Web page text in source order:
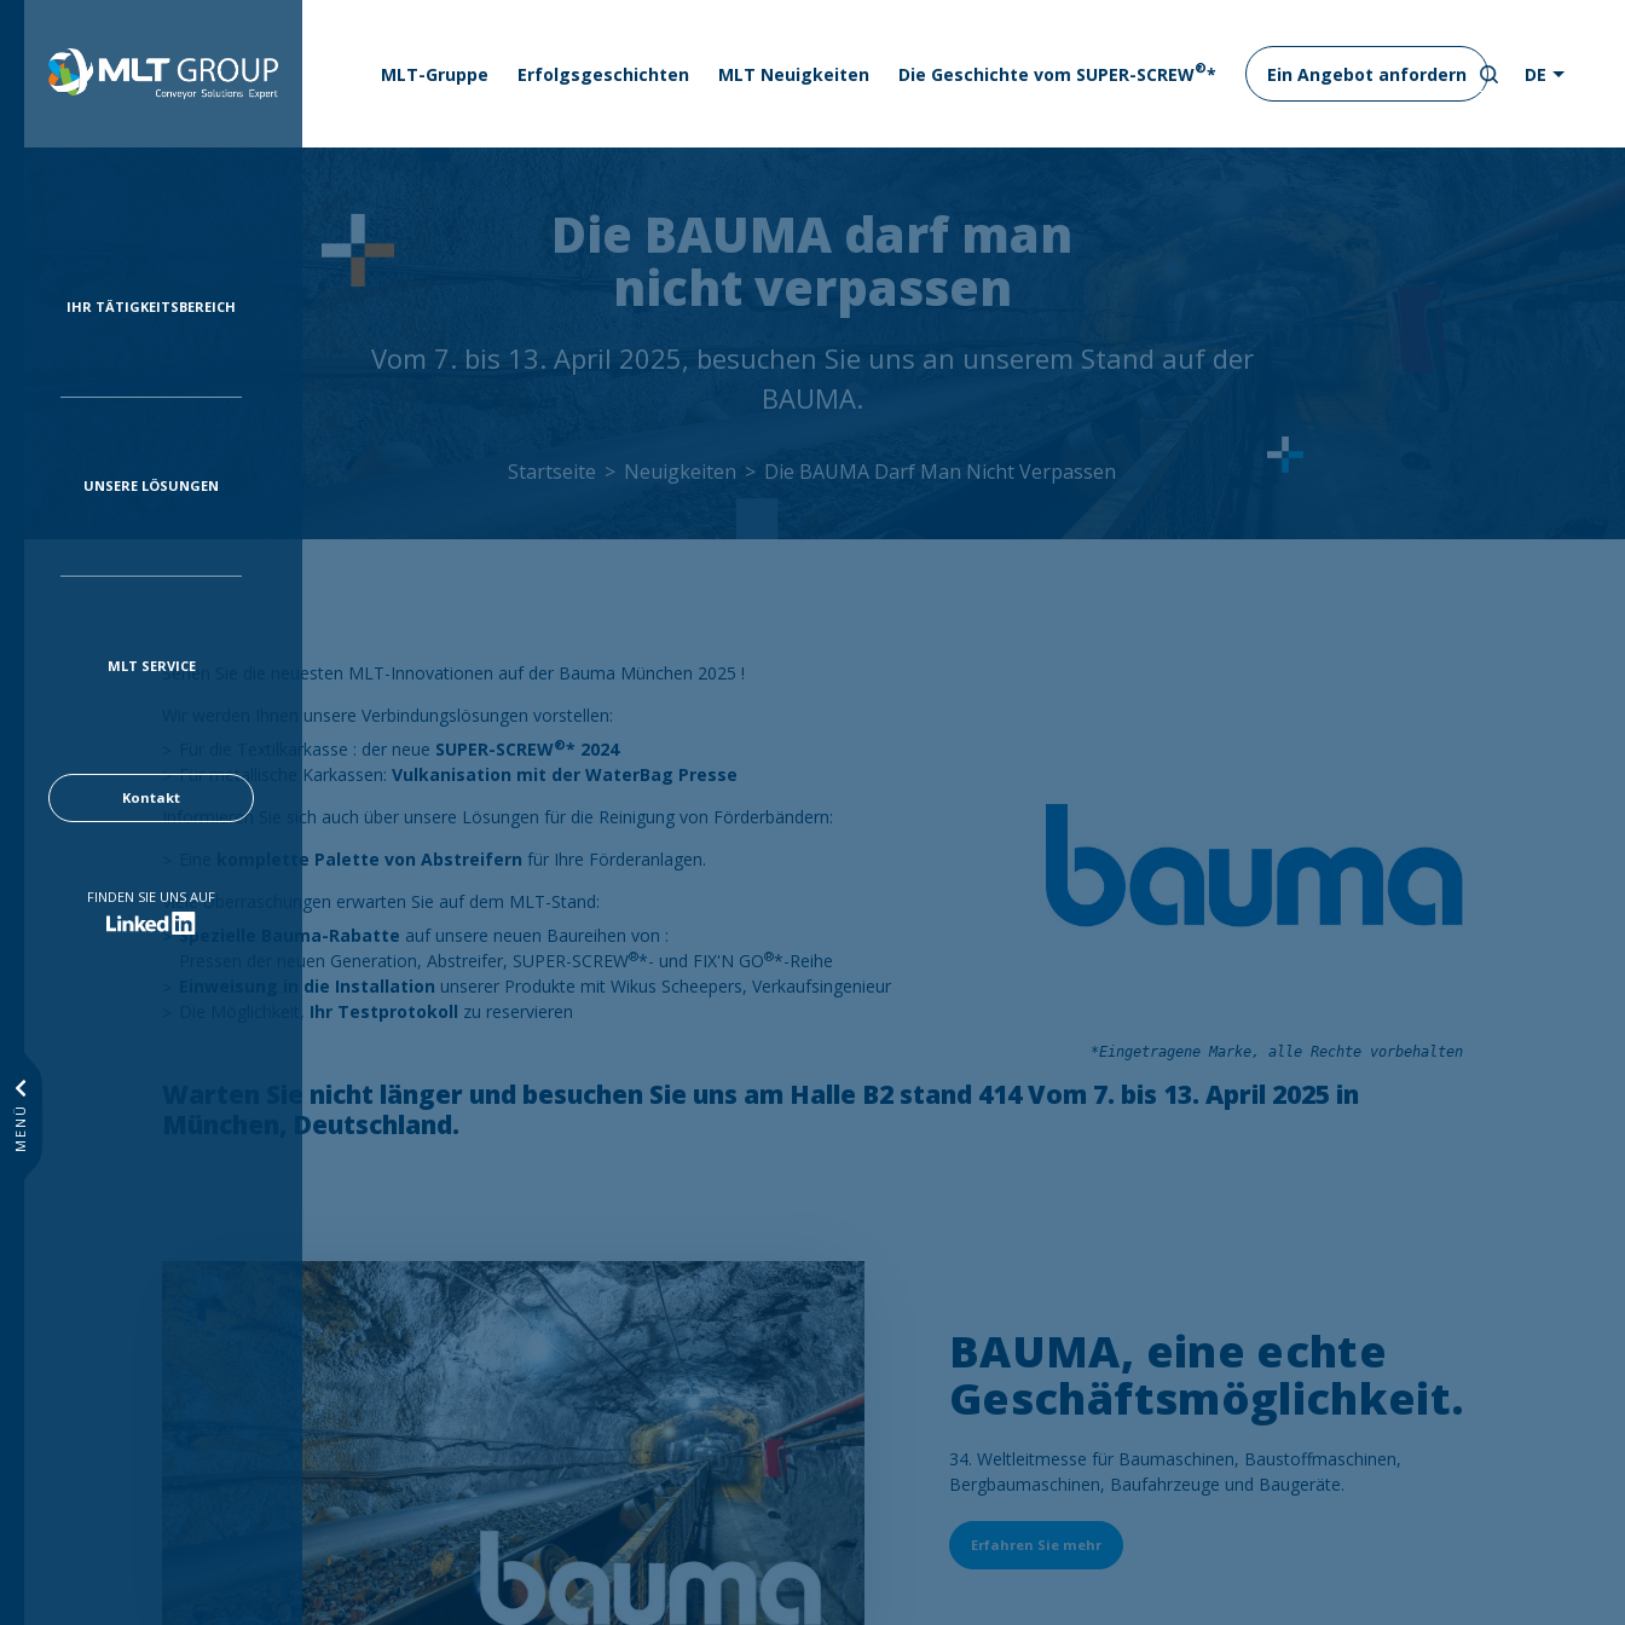
DE
MLT-Gruppe Erfolgsgeschichten MLT Neuigkeiten Die Geschichte vom SUPER-SCREW®* Ein Angebot anfordern
IHR TÄTIGKEITSBEREICH
UNSERE LÖSUNGEN
MLT SERVICE
Kontakt
FINDEN SIE UNS AUF
MENÜ
Die BAUMA darf man
nicht verpassen
Vom 7. bis 13. April 2025, besuchen Sie uns an unserem Stand auf der
BAUMA.
Startseite Neuigkeiten Die BAUMA Darf Man Nicht Verpassen
Sehen Sie die neuesten MLT-Innovationen auf der Bauma München 2025 !
Wir werden Ihnen unsere Verbindungslösungen vorstellen:
Für die Textilkarkasse : der neue SUPER-SCREW®* 2024
Für metallische Karkassen:Vulkanisation mit der WaterBag Presse
Informieren Sie sich auch über unsere Lösungen für die Reinigung von Förderbändern:
komplette Palette von Abstreifern für Ihre Förderanlagen.
Viele Überraschungen erwarten Sie auf dem MLT-Stand:
Spezielle Bauma-Rabatte auf unsere neuen Baureihen von :
Pressen der neuen Generation, Abstreifer, SUPER-SCREW®*- und FIX'N GO®*-Reihe
Einweisung in die Installation unserer Produkte mit Wikus Scheepers, Verkaufsingenieur
Die Möglichkeit, Ihr Testprotokoll zu reservieren
*Eingetragene Marke, alle Rechte vorbehalten
Warten Sie nicht länger und besuchen Sie uns am Halle B2 stand 414 Vom 7. bis 13. April 2025 in
München, Deutschland.
BAUMA, eine echte
Geschäftsmöglichkeit.
Contenu
34. Weltleitmesse für Baumaschinen, Baustoffmaschinen,
Bergbaumaschinen, Baufahrzeuge und Baugeräte.
Erfahren Sie mehr